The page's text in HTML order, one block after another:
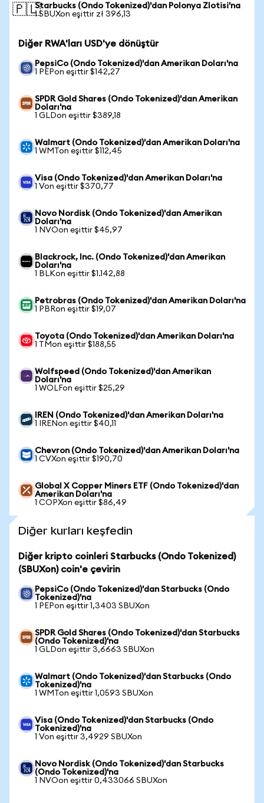
🇵🇱Starbucks (Ondo Tokenized)'dan Polonya Zlotisi'na
1 SBUXon eşittir zł 396,13
Diğer RWA'ları USD'ye dönüştür
PepsiCo (Ondo Tokenized)'dan Amerikan Doları'na
1 PEPon eşittir $142,27
SPDR Gold Shares (Ondo Tokenized)'dan Amerikan
Doları'na
1 GLDon eşittir $389,18
Walmart (Ondo Tokenized)'dan Amerikan Doları'na
1 WMTon eşittir $112,45
Visa (Ondo Tokenized)'dan Amerikan Doları'na
1 Von eşittir $370,77
Novo Nordisk (Ondo Tokenized)'dan Amerikan
Doları'na
1 NVOon eşittir $45,97
Blackrock, Inc. (Ondo Tokenized)'dan Amerikan
Doları'na
1 BLKon eşittir $1.142,88
Petrobras (Ondo Tokenized)'dan Amerikan Doları'na
1 PBRon eşittir $19,07
Toyota (Ondo Tokenized)'dan Amerikan Doları'na
1 TMon eşittir $188,55
Wolfspeed (Ondo Tokenized)'dan Amerikan
Doları'na
1 WOLFon eşittir $25,29
IREN (Ondo Tokenized)'dan Amerikan Doları'na
1 IRENon eşittir $40,11
Chevron (Ondo Tokenized)'dan Amerikan Doları'na
1 CVXon eşittir $190,70
Global X Copper Miners ETF (Ondo Tokenized)'dan
Amerikan Doları'na
1 COPXon eşittir $86,49
Diğer kurları keşfedin
Diğer kripto coinleri Starbucks (Ondo Tokenized)
(SBUXon) coin'e çevirin
PepsiCo (Ondo Tokenized)'dan Starbucks (Ondo
Tokenized)'na
1 PEPon eşittir 1,3403 SBUXon
SPDR Gold Shares (Ondo Tokenized)'dan Starbucks
(Ondo Tokenized)'na
1 GLDon eşittir 3,6663 SBUXon
Walmart (Ondo Tokenized)'dan Starbucks (Ondo
Tokenized)'na
1 WMTon eşittir 1,0593 SBUXon
Visa (Ondo Tokenized)'dan Starbucks (Ondo
Tokenized)'na
1 Von eşittir 3,4929 SBUXon
Novo Nordisk (Ondo Tokenized)'dan Starbucks
(Ondo Tokenized)'na
1 NVOon eşittir 0,433066 SBUXon